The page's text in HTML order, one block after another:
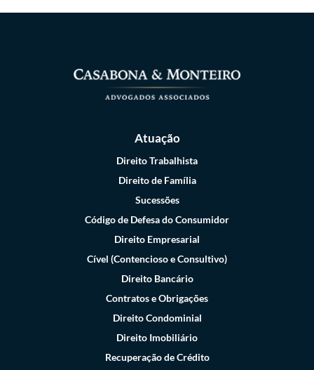
Atuação
Direito Trabalhista
Direito de Família
Sucessões
Código de Defesa do Consumidor
Direito Empresarial
Cível (Contencioso e Consultivo)
Direito Bancário
Contratos e Obrigações
Direito Condominial
Direito Imobiliário
Recuperação de Crédito